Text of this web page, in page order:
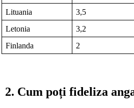
Lituania
3,5
Letonia
3,2
Finlanda
2
2. Cum poți fideliza